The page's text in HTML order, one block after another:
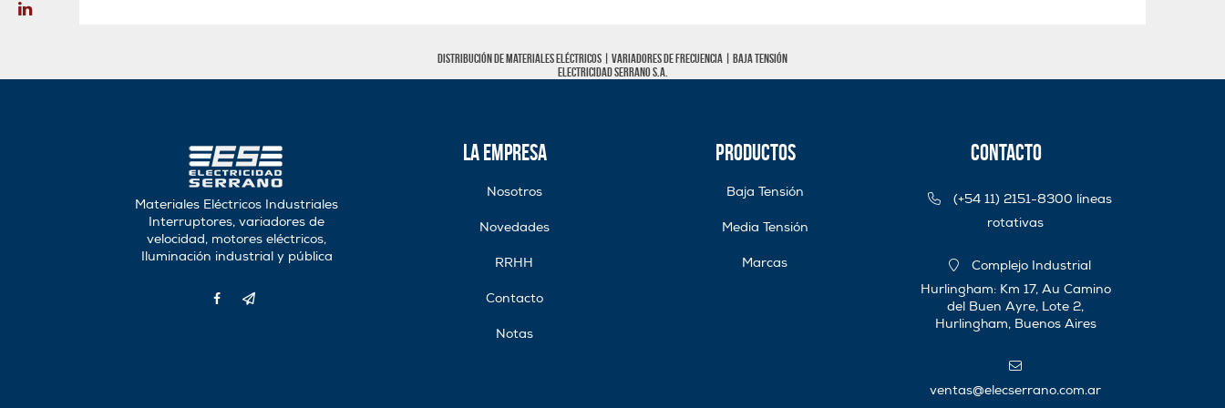
Distribución de materiales eléctricos | Variadores de frecuencia | Baja tensión
Electricidad Serrano S.A.
Materiales Eléctricos Industriales
Interruptores, variadores de
velocidad, motores eléctricos,
Iluminación industrial y pública
La Empresa
Nosotros
Novedades
RRHH
Contacto
Notas
Productos
Baja Tensión
Media Tensión
Marcas
Contacto
(+54 11) 2151-8300 líneas
rotativas
Complejo Industrial
Hurlingham: Km 17, Au Camino
del Buen Ayre, Lote 2,
Hurlingham, Buenos Aires
ventas@elecserrano.com.ar